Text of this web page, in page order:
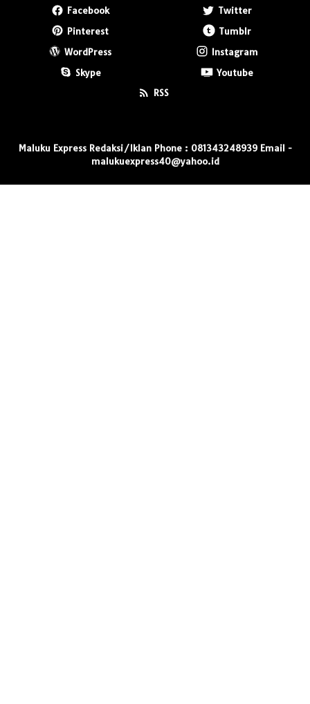
Facebook
Twitter
Pinterest
Tumblr
WordPress
Instagram
Skype
Youtube
RSS
Maluku Express Redaksi/Iklan Phone : 081343248939 Email -
malukuexpress40@yahoo.id